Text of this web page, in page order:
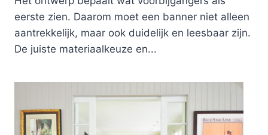
eerste zien. Daarom moet een banner niet alleen
aantrekkelijk, maar ook duidelijk en leesbaar zijn.
De juiste materiaalkeuze en...